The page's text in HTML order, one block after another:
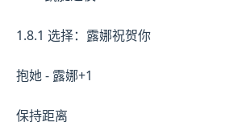
1.8.1 选择：露娜祝贺你
抱她 - 露娜+1
保持距离